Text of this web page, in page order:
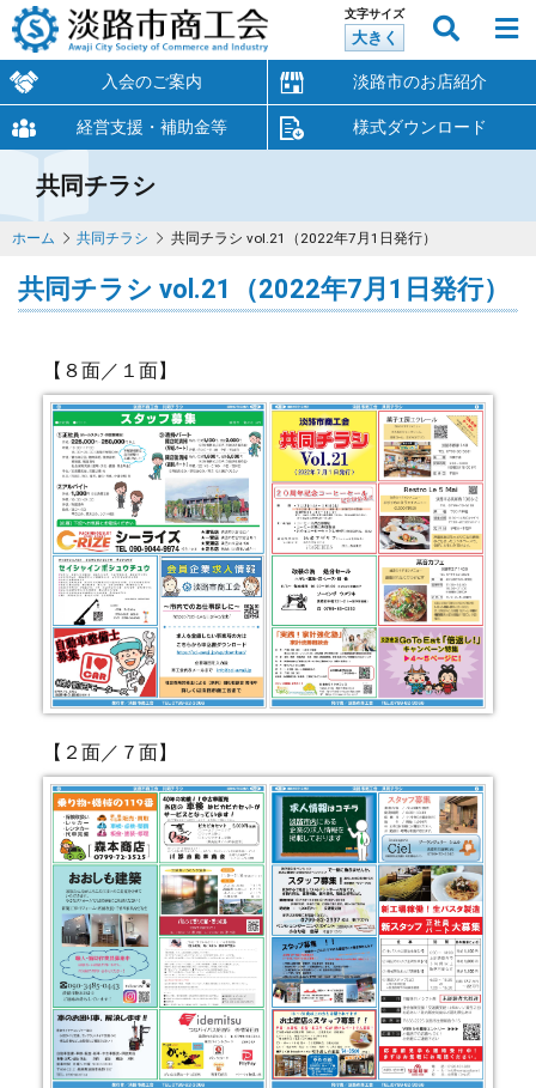
文字サイズ
大きく
入会のご案内 淡路市のお店紹介
経営支援・補助金等 様式ダウンロード
共同チラシ
ホーム 共同チラシ 共同チラシ vol.21（2022年7月1日発行）
共同チラシ vol.21（2022年7月1日発行）
【８面／１面】
【２面／７面】